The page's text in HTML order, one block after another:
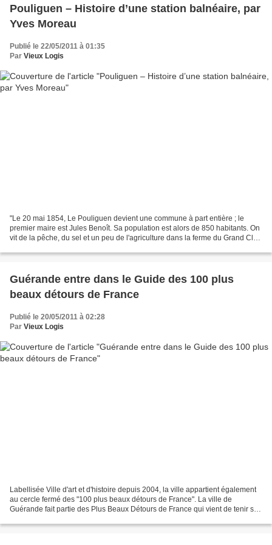
Pouliguen – Histoire d’une station balnéaire, par
Yves Moreau
Publié le 22/05/2011 à 01:35
Par Vieux Logis
"Le 20 mai 1854, Le Pouliguen devient une commune à part entière ; le
premier maire est Jules Benoît. Sa population est alors de 850 habitants. On
vit de la pêche, du sel et un peu de l'agriculture dans la ferme du Grand Clos
Guérande entre dans le Guide des 100 plus
beaux détours de France
Publié le 20/05/2011 à 02:28
Par Vieux Logis
Labellisée Ville d'art et d'histoire depuis 2004, la ville appartient également
au cercle fermé des "100 plus beaux détours de France". La ville de
Guérande fait partie des Plus Beaux Détours de France qui vient de tenir son